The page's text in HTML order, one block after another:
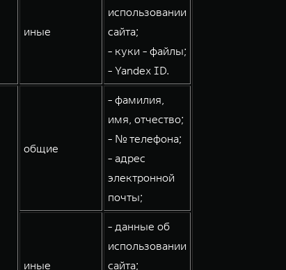
иные
использовании
сайта;
- куки - файлы;
- Yandex ID.
общие
- фамилия,
имя, отчество;
- № телефона;
- адрес
электронной
почты;
иные
- данные об
использовании
сайта;